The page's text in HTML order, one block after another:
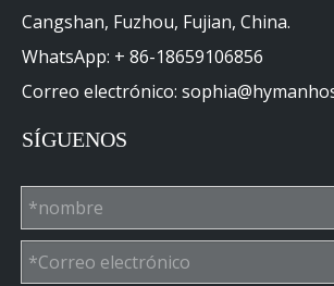
Cangshan, Fuzhou, Fujian, China.
WhatsApp: + 86-18659106856
Correo electrónico:
SÍGUENOS